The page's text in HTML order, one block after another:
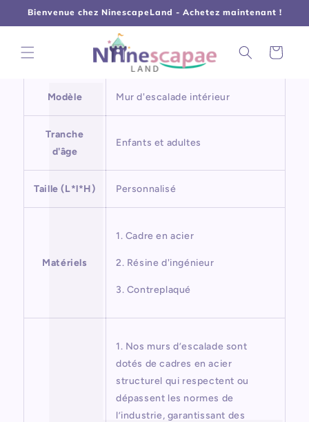
passer
au
Bienvenue chez NinescapeLand - Achetez maintenant !
Panier
Modèle Mur d'escalade intérieur
Tranche
d'âge
Enfants et adultes
Taille (L*l*H) Personnalisé
Matériels
1. Cadre en acier
2. Résine d'ingénieur
3. Contreplaqué
1. Nos murs d’escalade sont
dotés de cadres en acier
structurel qui respectent ou
dépassent les normes de
l’industrie, garantissant des